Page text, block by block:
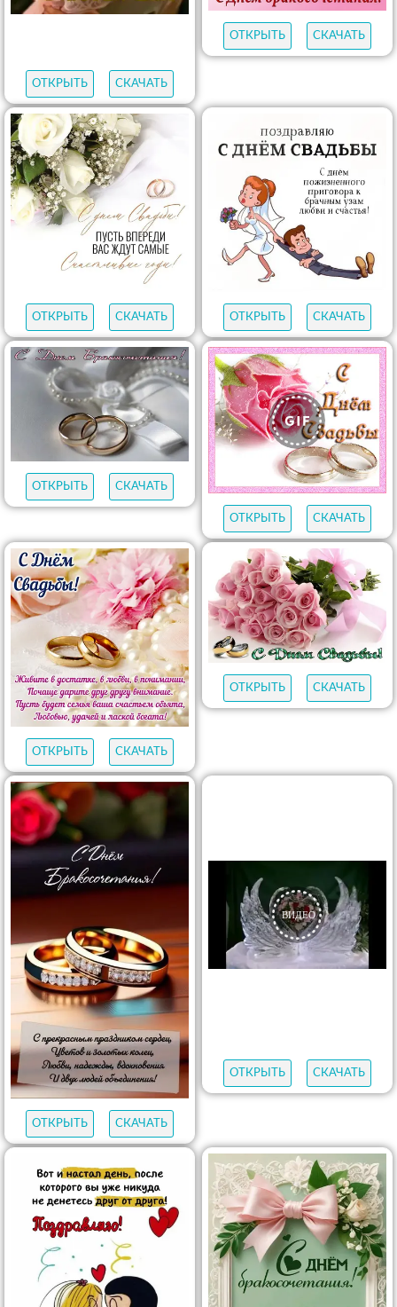
ОТКРЫТЬ СКАЧАТЬ
ОТКРЫТЬ СКАЧАТЬ
ОТКРЫТЬ СКАЧАТЬ ОТКРЫТЬ СКАЧАТЬ
ОТКРЫТЬ СКАЧАТЬ
ОТКРЫТЬ СКАЧАТЬ
ОТКРЫТЬ СКАЧАТЬ
ОТКРЫТЬ СКАЧАТЬ
ОТКРЫТЬ СКАЧАТЬ
ОТКРЫТЬ СКАЧАТЬ